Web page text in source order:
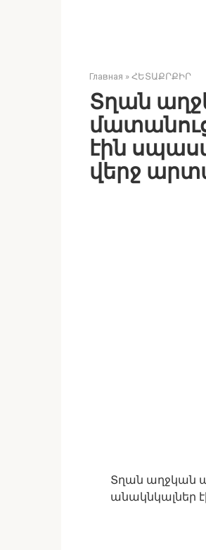
Главная » ՀԵՏԱՔՐՔԻՐ
Տղան
էին
վերջ
Տղան աղջկան
անակնկալներ